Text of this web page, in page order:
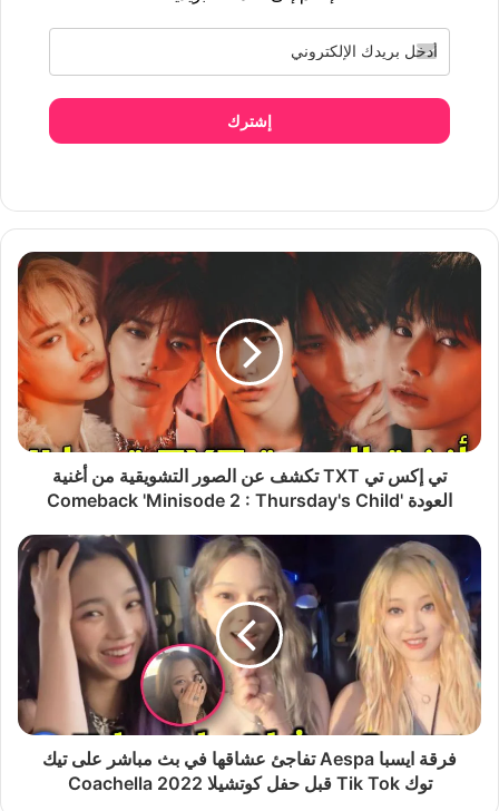
إشترك
تي إكس تي TXT تكشف عن الصور التشويقية من أغنية
العودة 'Comeback 'Minisode 2 : Thursday's Child
فرقة ايسبا Aespa تفاجئ عشاقها في بث مباشر على تيك
توك Tik Tok قبل حفل كوتشيلا Coachella 2022